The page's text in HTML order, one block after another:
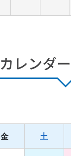
カレンダ
金 土